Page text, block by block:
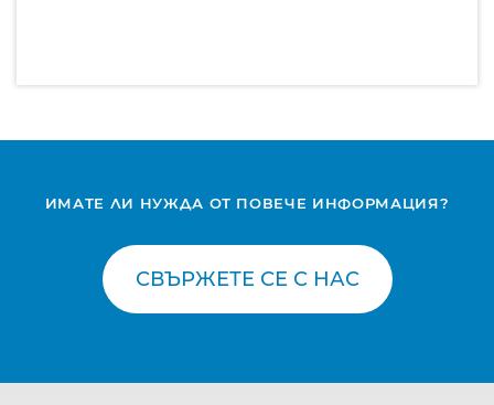
ИМАТЕ ЛИ НУЖДА ОТ ПОВЕЧЕ ИНФОРМАЦИЯ?
СВЪРЖЕТЕ СЕ С НАС